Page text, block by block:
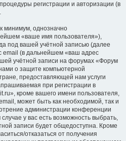
регистрации и авторизации (в
минимум, однозначно
«ваше имя пользователя»),
под вашей учётной записью (далее
email (в дальнейшем «ваш адрес
учётной записи на форумах «Форум
о защите компьютерной
предоставляющей нам услуги
при регистрации в
кроме вашего имени пользователя,
может быть как необходимой, так и
администрации конференции
у вас есть возможность выбрать,
записи будет общедоступна. Кроме
отказаться от получения